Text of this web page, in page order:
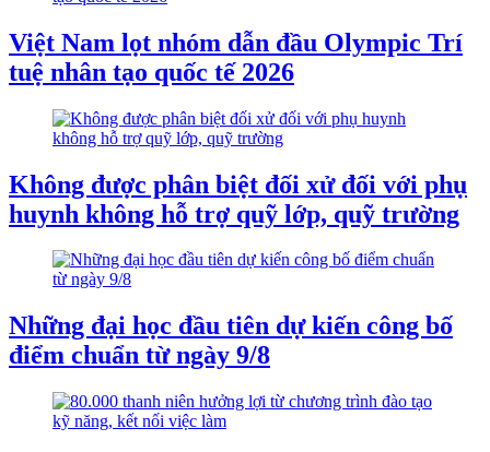
Việt Nam lọt nhóm dẫn đầu Olympic Trí
tuệ nhân tạo quốc tế 2026
Không được phân biệt đối xử đối với phụ
huynh không hỗ trợ quỹ lớp, quỹ trường
Những đại học đầu tiên dự kiến công bố
điểm chuẩn từ ngày 9/8